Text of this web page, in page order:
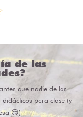
de las
que nadie de las
didácticos para clase (y
😏)